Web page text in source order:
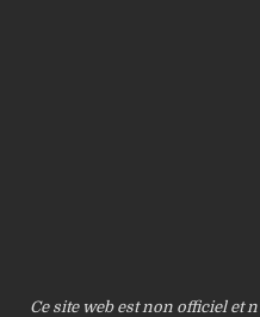
Ce site web est non officiel et